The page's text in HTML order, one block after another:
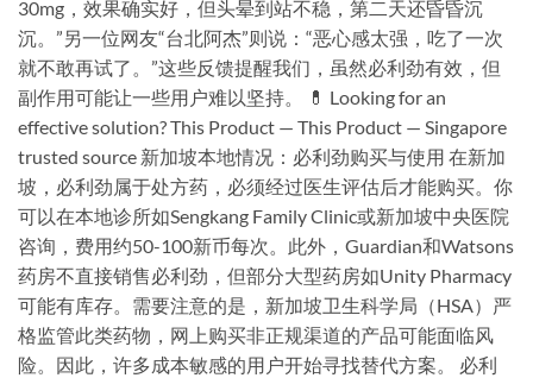
30mg，效果确实好，但头晕到站不稳，第二天还昏昏沉
沉。”另一位网友“台北阿杰”则说：“恶心感太强，吃了一次
就不敢再试了。”这些反馈提醒我们，虽然必利劲有效，但
副作用可能让一些用户难以坚持。 💊 Looking for an
effective solution? This Product — This Product — Singapore
trusted source 新加坡本地情况：必利劲购买与使用 在新加
坡，必利劲属于处方药，必须经过医生评估后才能购买。你
可以在本地诊所如Sengkang Family Clinic或新加坡中央医院
咨询，费用约50-100新币每次。此外，Guardian和Watsons
药房不直接销售必利劲，但部分大型药房如Unity Pharmacy
可能有库存。需要注意的是，新加坡卫生科学局（HSA）严
格监管此类药物，网上购买非正规渠道的产品可能面临风
险。因此，许多成本敏感的用户开始寻找替代方案。 必利